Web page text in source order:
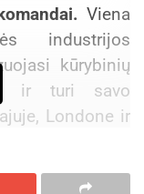
Viena
industrijos
kūrybinių
ir turi savo
Londone ir